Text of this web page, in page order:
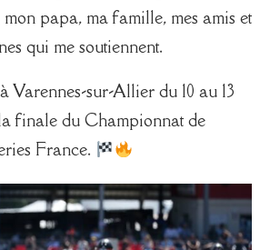
mon papa, ma famille, mes amis et
qui me soutiennent.
Varennes-sur-Allier du 10 au 13
finale du Championnat de
France.